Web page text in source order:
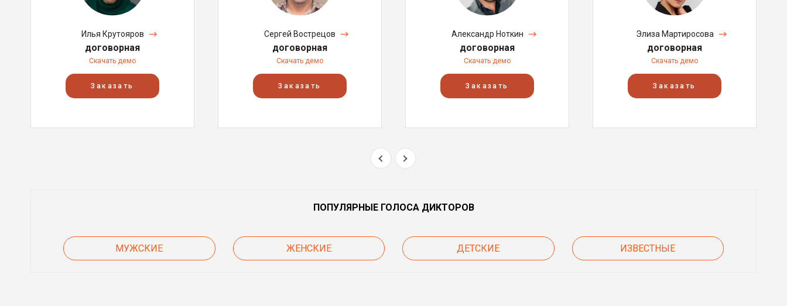
Илья Крутояров
договорная
Скачать демо
Заказать
Сергей Вострецов
договорная
Скачать демо
Заказать
Александр Ноткин
договорная
Скачать демо
Заказать
Элиза Мартиросова
договорная
Скачать демо
Заказать
ПОПУЛЯРНЫЕ ГОЛОСА ДИКТОРОВ
МУЖСКИЕ ЖЕНСКИЕ ДЕТСКИЕ ИЗВЕСТНЫЕ